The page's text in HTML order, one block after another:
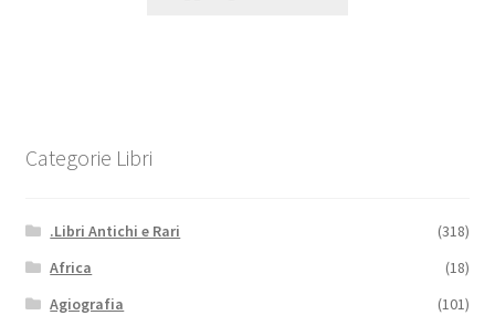
Categorie Libri
.Libri Antichi e Rari
(318)
Africa
(18)
Agiografia
(101)